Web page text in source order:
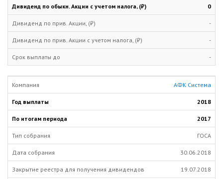
0
-
-
-
АФК Система
2018
2017
ГОСА
30.06.2018
19.07.2018